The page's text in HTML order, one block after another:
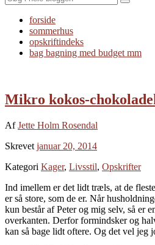
Search
forside
sommerhus
opskriftindeks
bag bagning med budget mm
Mikro kokos-
AfJette Holm Rosendal
Skrevet januar 20, 2014
Kategori Kager, Livsstil, Opskrifter
Ind imellem er det lidt træls, at de
er så store, som de er. Når
kun består af Peter og mig selv, så er
overkanten. Derfor formindsker og
kan så bage lidt oftere. Og det vel jeg